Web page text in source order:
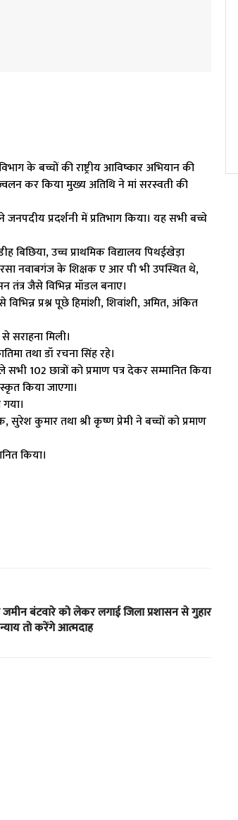
के बच्चों की राष्ट्रीय आविष्कार अभियान की
कर किया मुख्य अतिथि ने मां सरस्वती की
प्रदर्शनी में प्रतिभाग किया। यह सभी बच्चे
बिछिया, उच्च प्राथमिक विद्यालय पिथईखेड़ा
सेरसा नवाबगंज के शिक्षक ए आर पी भी उपस्थित थे,
तंत्र जैसे विभिन्न मॉडल बनाए।
प्रश्न पूछे हिमांशी, शिवांशी, अमित, अंकित
सराहना मिली।
तथा डॉ रचना सिंह रहे।
102 छात्रों को प्रमाण पत्र देकर सम्मानित किया
किया जाएगा।
कुमार तथा श्री कृष्ण प्रेमी ने बच्चों को प्रमाण
किया।
जमीन बंटवारे को लेकर लगाई जिला प्रशासन से गुहार
तो करेंगे आत्मदाह